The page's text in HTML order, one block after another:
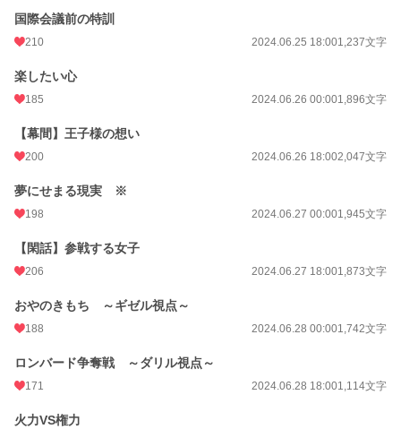
国際会議前の特訓
210 2024.06.25 18:001,237文字
楽したい心
185 2024.06.26 00:001,896文字
【幕間】王子様の想い
200 2024.06.26 18:002,047文字
夢にせまる現実 ※
198 2024.06.27 00:001,945文字
【閑話】参戦する女子
206 2024.06.27 18:001,873文字
おやのきもち ～ギゼル視点～
188 2024.06.28 00:001,742文字
ロンバード争奪戦 ～ダリル視点～
171 2024.06.28 18:001,114文字
火力VS権力